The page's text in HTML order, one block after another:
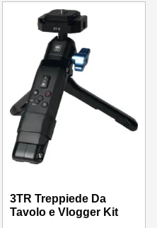
3TR Treppiede Da
Tavolo e Vlogger Kit